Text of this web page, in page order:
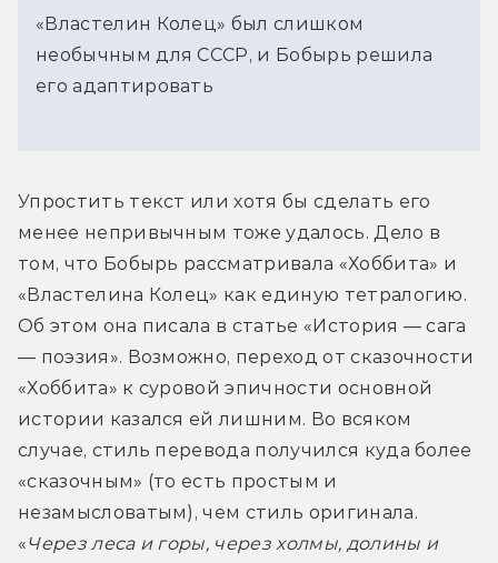
«Властелин Колец» был слишком
необычным для СССР, и Бобырь решила
его адаптировать
Упростить текст или хотя бы сделать его
менее непривычным тоже удалось. Дело в
том, что Бобырь рассматривала «Хоббита» и
«Властелина Колец» как единую тетралогию.
Об этом она писала в статье «История — сага
— поэзия». Возможно, переход от сказочности
«Хоббита» к суровой эпичности основной
истории казался ей лишним. Во всяком
случае, стиль перевода получился куда более
«сказочным» (то есть простым и
незамысловатым), чем стиль оригинала.
«Через леса и горы, через холмы, долины и